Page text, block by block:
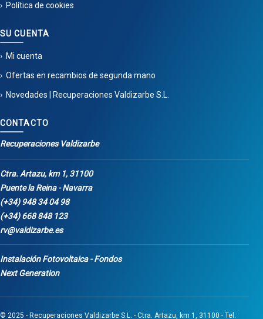
Política de cookies
SU CUENTA
Mi cuenta
Ofertas en recambios de segunda mano
Novedades | Recuperaciones Valdizarbe S.L.
CONTACTO
Recuperaciones Valdizarbe
Ctra. Artazu, km 1, 31100
Puente la Reina - Navarra
(+34) 948 34 04 98
(+34) 668 848 123
rv@valdizarbe.es
Instalación Fotovoltaica - Fondos
Next Generation
© 2025 - Recuperaciones Valdizarbe S.L. - Ctra. Artazu, km 1, 31100 - Tel: